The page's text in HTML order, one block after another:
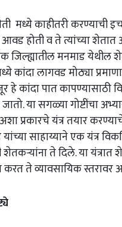
मध्ये काहीतरी करण्याची
आवड होती व ते त्यांच्या
जिल्ह्यातील मनमाड
कांदा लागवड मोठ्या
कांदा पात कापण्यासाठी
या सगळ्या गोष्टींचा
प्रकारचे यंत्र तयार
साहाय्याने एक यंत्र
शेतकऱ्यांना ते दिले. या
ते व्यावसायिक